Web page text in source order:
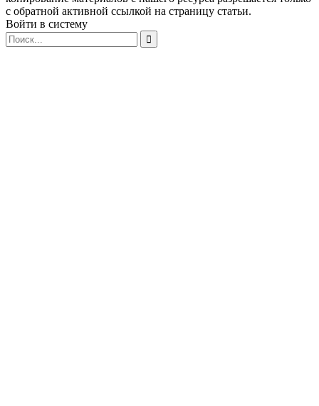
с обратной активной ссылкой на страницу статьи.
Войти в систему